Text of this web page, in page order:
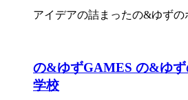
アイデアの詰まったの&ゆずの
の&ゆずGAMES の&ゆ
学校